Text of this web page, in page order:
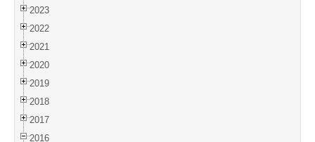
2023
2022
2021
2020
2019
2018
2017
2016